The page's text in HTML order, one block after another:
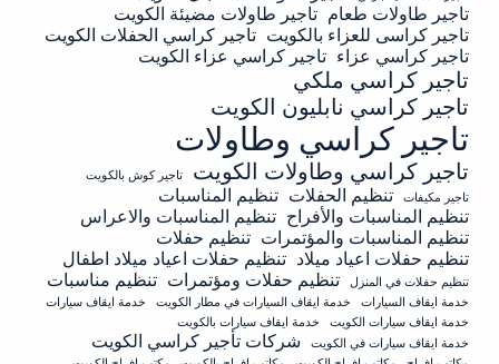
تاجير طاولات طعام تاجير طاولات مضيئة الكويت
تاجير كراسى للعزاء بالكويت تاجير كراسي الحفلات الكويت
تاجير كراسي عزاء تاجير كراسي عزاء الكويت
تاجير كراسي ملكي
تاجير كراسي نابليون الكويت
تاجير كراسي وطاولات
تاجير كراسي وطاولات الكويت
تاجير كوش بالكويت
تاجير مكيفات
تنظيم الحفلات تنظيم المناسبات
تنظيم المناسبات والأفراح تنظيم المناسبات والاعراس
تنظيم المناسبات والمؤتمرات تنظيم حفلات
تنظيم حفلات اعياد ميلاد تنظيم حفلات اعياد ميلاد اطفال
تنظيم حفلات في المنزل تنظيم حفلات ومؤتمرات تنظيم مناسبات
خدمة ايقاف السيارات خدمة ايقاف السيارات في مطار الكويت
خدمة ايقاف سيارات
خدمة ايقاف سيارات الكويت
خدمة ايقاف سيارات بالكويت
خدمة ايقاف سيارات في الكويت
شركات تأجير كراسي الكويت